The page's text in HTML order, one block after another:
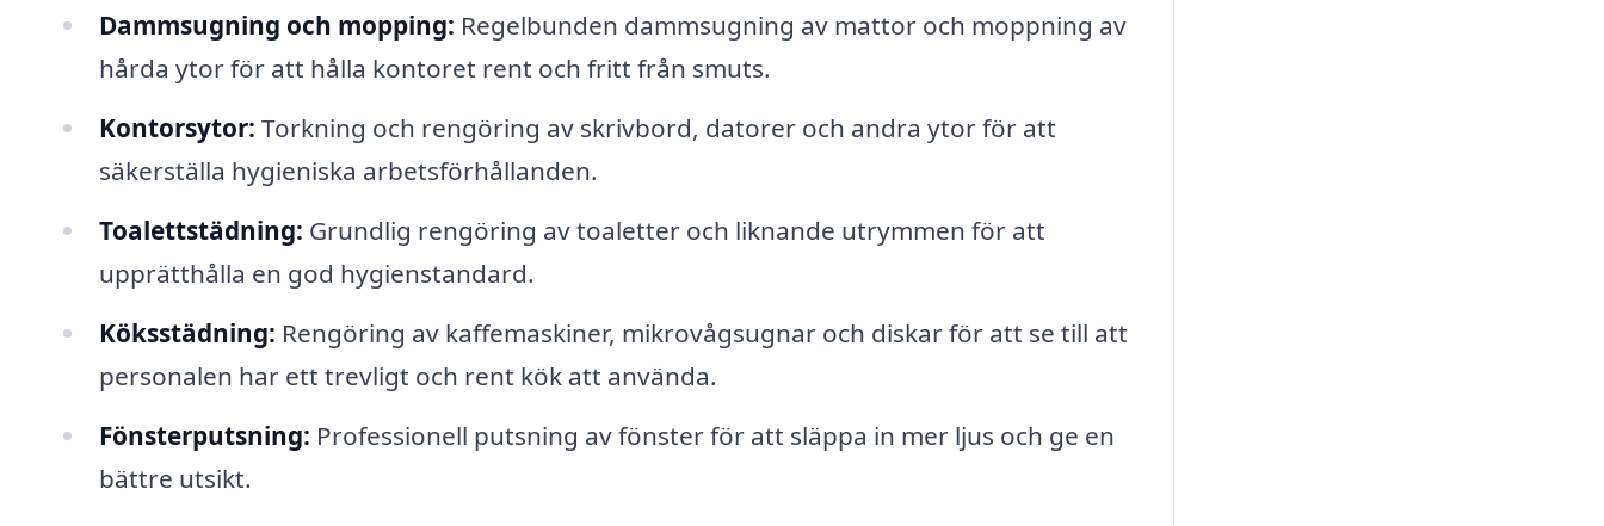
Dammsugning och mopping: Regelbunden dammsugning av mattor och moppning av
hårda ytor för att hålla kontoret rent och fritt från smuts.
Kontorsytor: Torkning och rengöring av skrivbord, datorer och andra ytor för att
säkerställa hygieniska arbetsförhållanden.
Toalettstädning: Grundlig rengöring av toaletter och liknande utrymmen för att
upprätthålla en god hygienstandard.
Köksstädning: Rengöring av kaffemaskiner, mikrovågsugnar och diskar för att se till att
personalen har ett trevligt och rent kök att använda.
Fönsterputsning: Professionell putsning av fönster för att släppa in mer ljus och ge en
bättre utsikt.